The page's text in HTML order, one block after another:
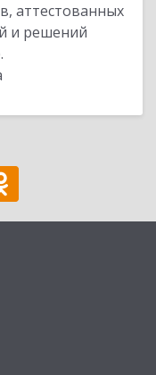
аттестованных
и решений